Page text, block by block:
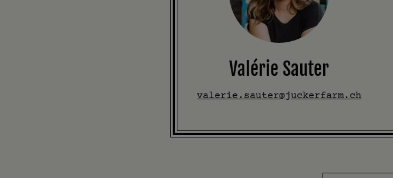
Valérie Sauter
valerie.sauter@juckerfarm.ch